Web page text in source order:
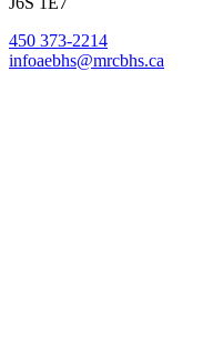
450 373-2214
infoaebhs@mrcbhs.ca